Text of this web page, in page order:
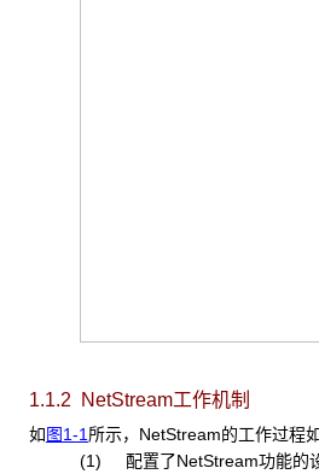
1.1.2 NetStream工作机制
如图1-1 所示，NetStream的工作过程如
(1) 配置了NetStream功能的